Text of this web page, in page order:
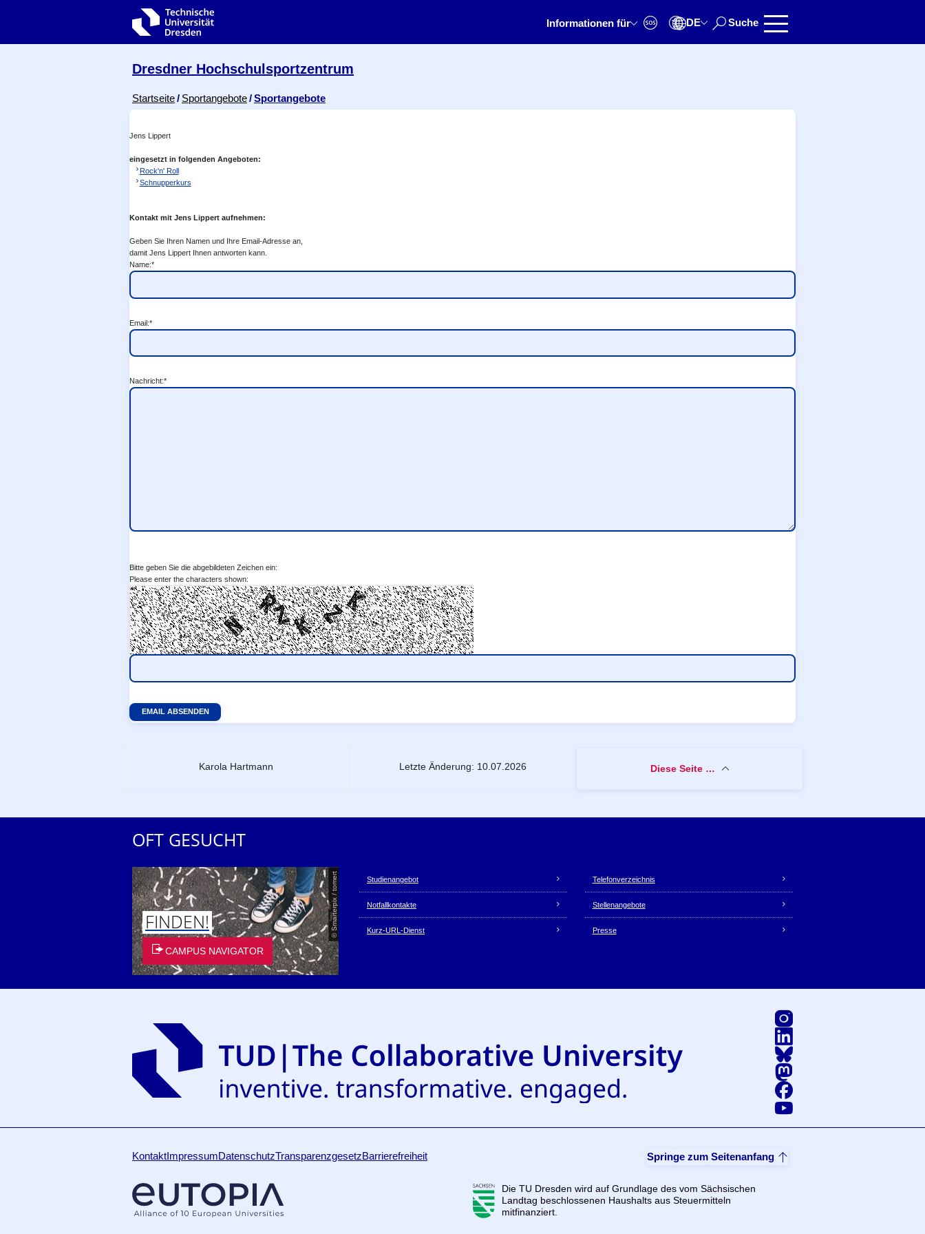
Informationen für DE Suche
Dresdner Hochschul­sportzentrum
Breadcrumb-Menü
Startseite Sportangebote Sportangebote
Jens Lippert
eingesetzt in folgenden Angeboten:
Rock'n' Roll
Schnupperkurs
Kontakt mit Jens Lippert aufnehmen:
Geben Sie Ihren Namen und Ihre Email-Adresse an,
damit Jens Lippert Ihnen antworten kann.
Name:*
Email:*
Nachricht:*
Bitte geben Sie die abgebildeten Zeichen ein:
Please enter the characters shown:
Karola Hartmann Letzte Änderung: 10.07.2026 Diese Seite …
OFT GESUCHT
© Smarterpix / tomert
FINDEN!
CAMPUS NAVIGATOR
Unsere Dienste
Studienangebot Telefonverzeichnis
Notfallkontakte Stellenangebote
Kurz-URL-Dienst Presse
Instagram
LinkedIn
Bluesky
Mastodon
Facebook
Youtube
KontaktImpressumDatenschutzTransparenzgesetzBarrierefreiheit Springe zum Seitenanfang
Die TU Dresden wird auf Grundlage des vom Sächsischen
Landtag beschlossenen Haushalts aus Steuermitteln
mitfinanziert.